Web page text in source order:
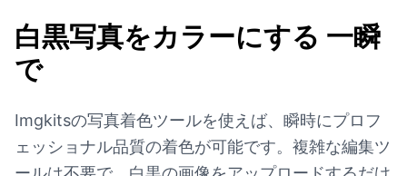
白黒写真をカラーにする 一瞬
で
Imgkitsの写真着色ツールを使えば、瞬時にプロフ
ェッショナル品質の着色が可能です。複雑な編集ツ